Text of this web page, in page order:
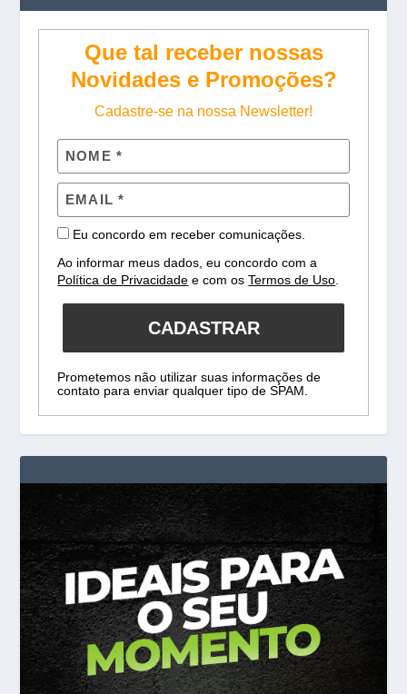
Que tal receber nossas
Novidades e Promoções?
Cadastre-se na nossa Newsletter!
Eu concordo em receber comunicações.
Ao informar meus dados, eu concordo com a
Política de Privacidade e com osTermos de Uso
CADASTRAR
Prometemos não utilizar suas informações de
contato para enviar qualquer tipo de SPAM.